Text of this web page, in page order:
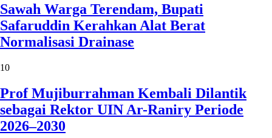
Sawah Warga Terendam, Bupati
Safaruddin Kerahkan Alat Berat
Normalisasi Drainase
10
Prof Mujiburrahman Kembali Dilantik
sebagai Rektor UIN Ar-Raniry Periode
2026–2030